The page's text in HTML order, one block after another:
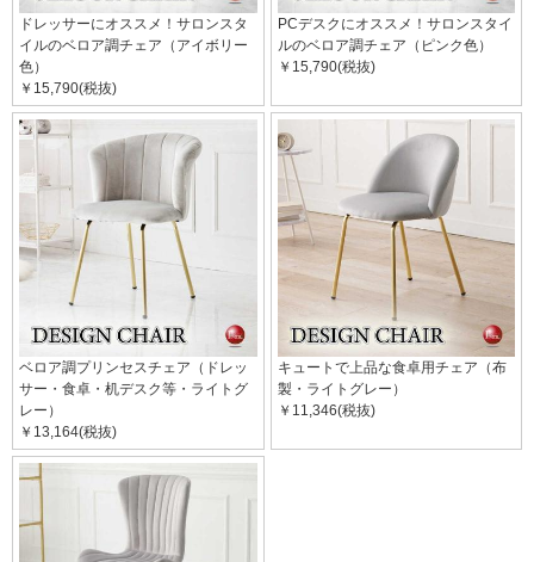
ドレッサーにオススメ！サロンスタ
イルのベロア調チェア（アイボリー
色）
￥15,790(税抜)
PCデスクにオススメ！サロンスタイ
ルのベロア調チェア（ピンク色）
￥15,790(税抜)
ベロア調プリンセスチェア（ドレッ
サー・食卓・机デスク等・ライトグ
レー）
￥13,164(税抜)
キュートで上品な食卓用チェア（布
製・ライトグレー）
￥11,346(税抜)